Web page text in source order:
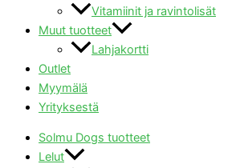
Vitamiinit ja ravintolisät
Muut tuotteet
Lahjakortti
Outlet
Myymälä
Yrityksestä
Solmu Dogs tuotteet
Lelut